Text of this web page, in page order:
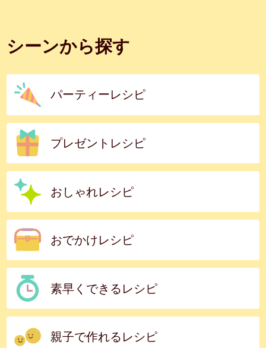
シーンから探す
パーティーレシピ
プレゼントレシピ
おしゃれレシピ
おでかけレシピ
素早くできるレシピ
親子で作れるレシピ